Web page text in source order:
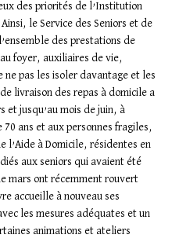
des priorités de l’Institution
le Service des Seniors et de
des prestations de
foyer, auxiliaires de vie,
pas les isoler davantage et les
livraison des repas à domicile a
et jusqu’au mois de juin, à
70 ans et aux personnes fragiles,
l’Aide à Domicile, résidentes en
aux seniors qui avaient été
mars ont récemment rouvert
accueille à nouveau ses
les mesures adéquates et un
animations et ateliers